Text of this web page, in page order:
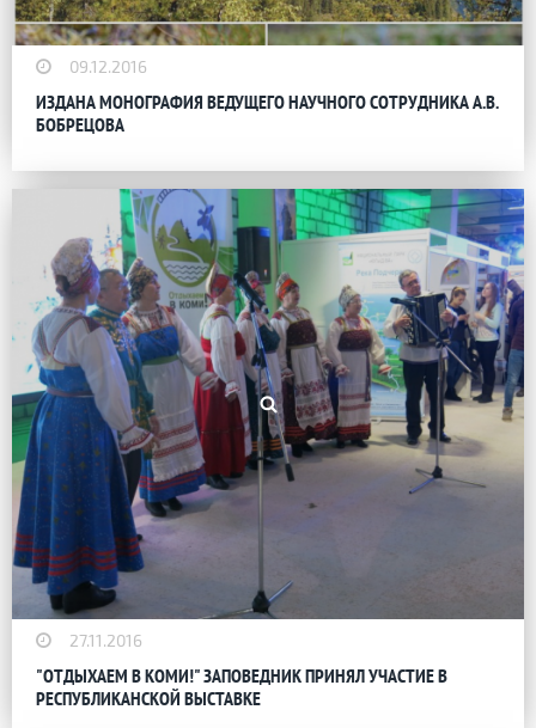
09.12.2016
ИЗДАНА МОНОГРАФИЯ ВЕДУЩЕГО НАУЧНОГО СОТРУДНИКА А.В.
БОБРЕЦОВА
27.11.2016
"ОТДЫХАЕМ В КОМИ!" ЗАПОВЕДНИК ПРИНЯЛ УЧАСТИЕ В
РЕСПУБЛИКАНСКОЙ ВЫСТАВКЕ